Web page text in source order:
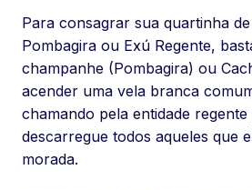
Para consagrar sua quartinha
Pombagira ou Exú Regente,
champanhe (Pombagira) ou
acender uma vela branca
chamando pela entidade
descarregue todos aqueles que
morada.